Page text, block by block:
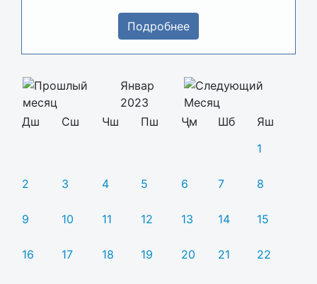
Подробнее
Январ
2023
Дш
Сш Чш Пш Ҷм Шб
Яш
1
2 3 4 5 6 7 8
9 10 11 12 13 14 15
16 17 18 19 20 21 22